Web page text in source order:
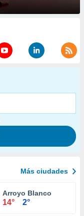
Más ciudades
Arroyo Blanco
14° 2°